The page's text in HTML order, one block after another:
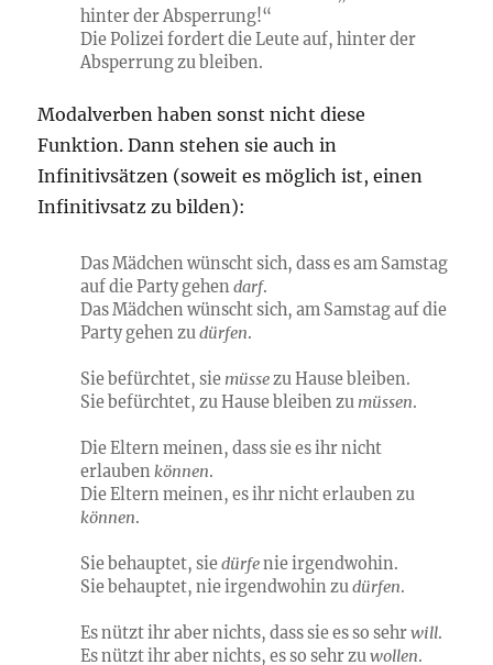
hinter der Absperrung!“
Die Polizei fordert die Leute auf, hinter der
Absperrung zu bleiben.
Modalverben haben sonst nicht diese
Funktion. Dann stehen sie auch in
Infinitivsätzen (soweit es möglich ist, einen
Infinitivsatz zu bilden):
Das Mädchen wünscht sich, dass es am Samstag
auf die Party gehen darf.
Das Mädchen wünscht sich, am Samstag auf die
Party gehen zu dürfen.
Sie befürchtet, sie müssezu Hause bleiben.
Sie befürchtet, zu Hause bleiben zu müssen.
Die Eltern meinen, dass sie es ihr nicht
erlauben können.
Die Eltern meinen, es ihr nicht erlauben zu
können.
Sie behauptet, siedürfenie irgendwohin.
Sie behauptet, nie irgendwohin zudürfen.
Es nützt ihr aber nichts, dass sie es so sehrwill.
Es nützt ihr aber nichts, es so sehr zuwollen.